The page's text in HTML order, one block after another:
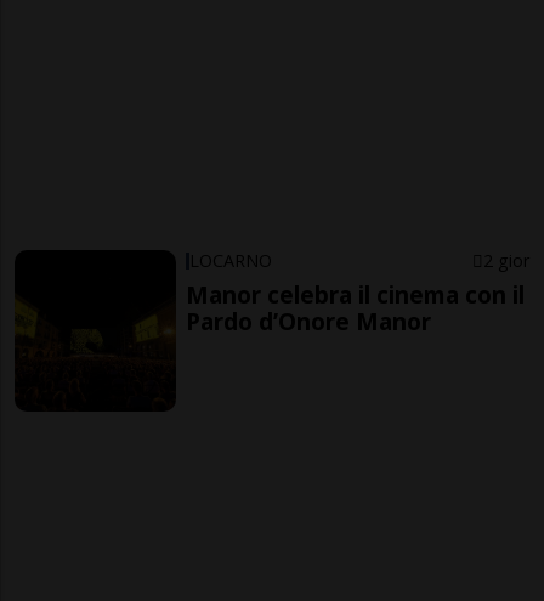
LOCARNO 2 gior
Manor celebra il cinema con il
Pardo d’Onore Manor